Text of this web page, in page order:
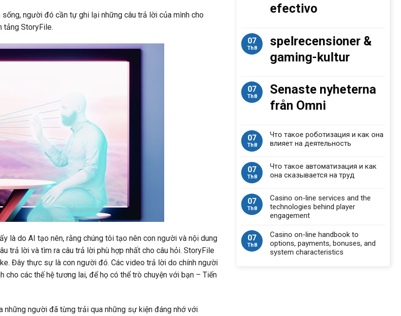
người đó cần tự ghi lại những câu trả lời của mình cho
tảng StoryFile.
là do AI tạo nên, rằng chúng tôi tạo nên con người và nội dung
trả lời và tìm ra câu trả lời phù hợp nhất cho câu hỏi. StoryFile
Đây thực sự là con người đó. Các video trả lời do chính người
các thế hệ tương lai, để họ có thể trò chuyện với bạn – Tiến
người đã từng trải qua những sự kiện đáng nhớ với
efectivo
07
Th8
spelrecensioner &
gaming-kultur
07
Th8
Senaste nyheterna
från Omni
07
Th8
Что такое роботизация и как она
влияет на деятельность
07
Th8
Что такое автоматизация и как
она сказывается на труд
07
Th8
Casino on-line services and the
technologies behind player
engagement
07
Th8
Casino on-line handbook to
options, payments, bonuses, and
system characteristics